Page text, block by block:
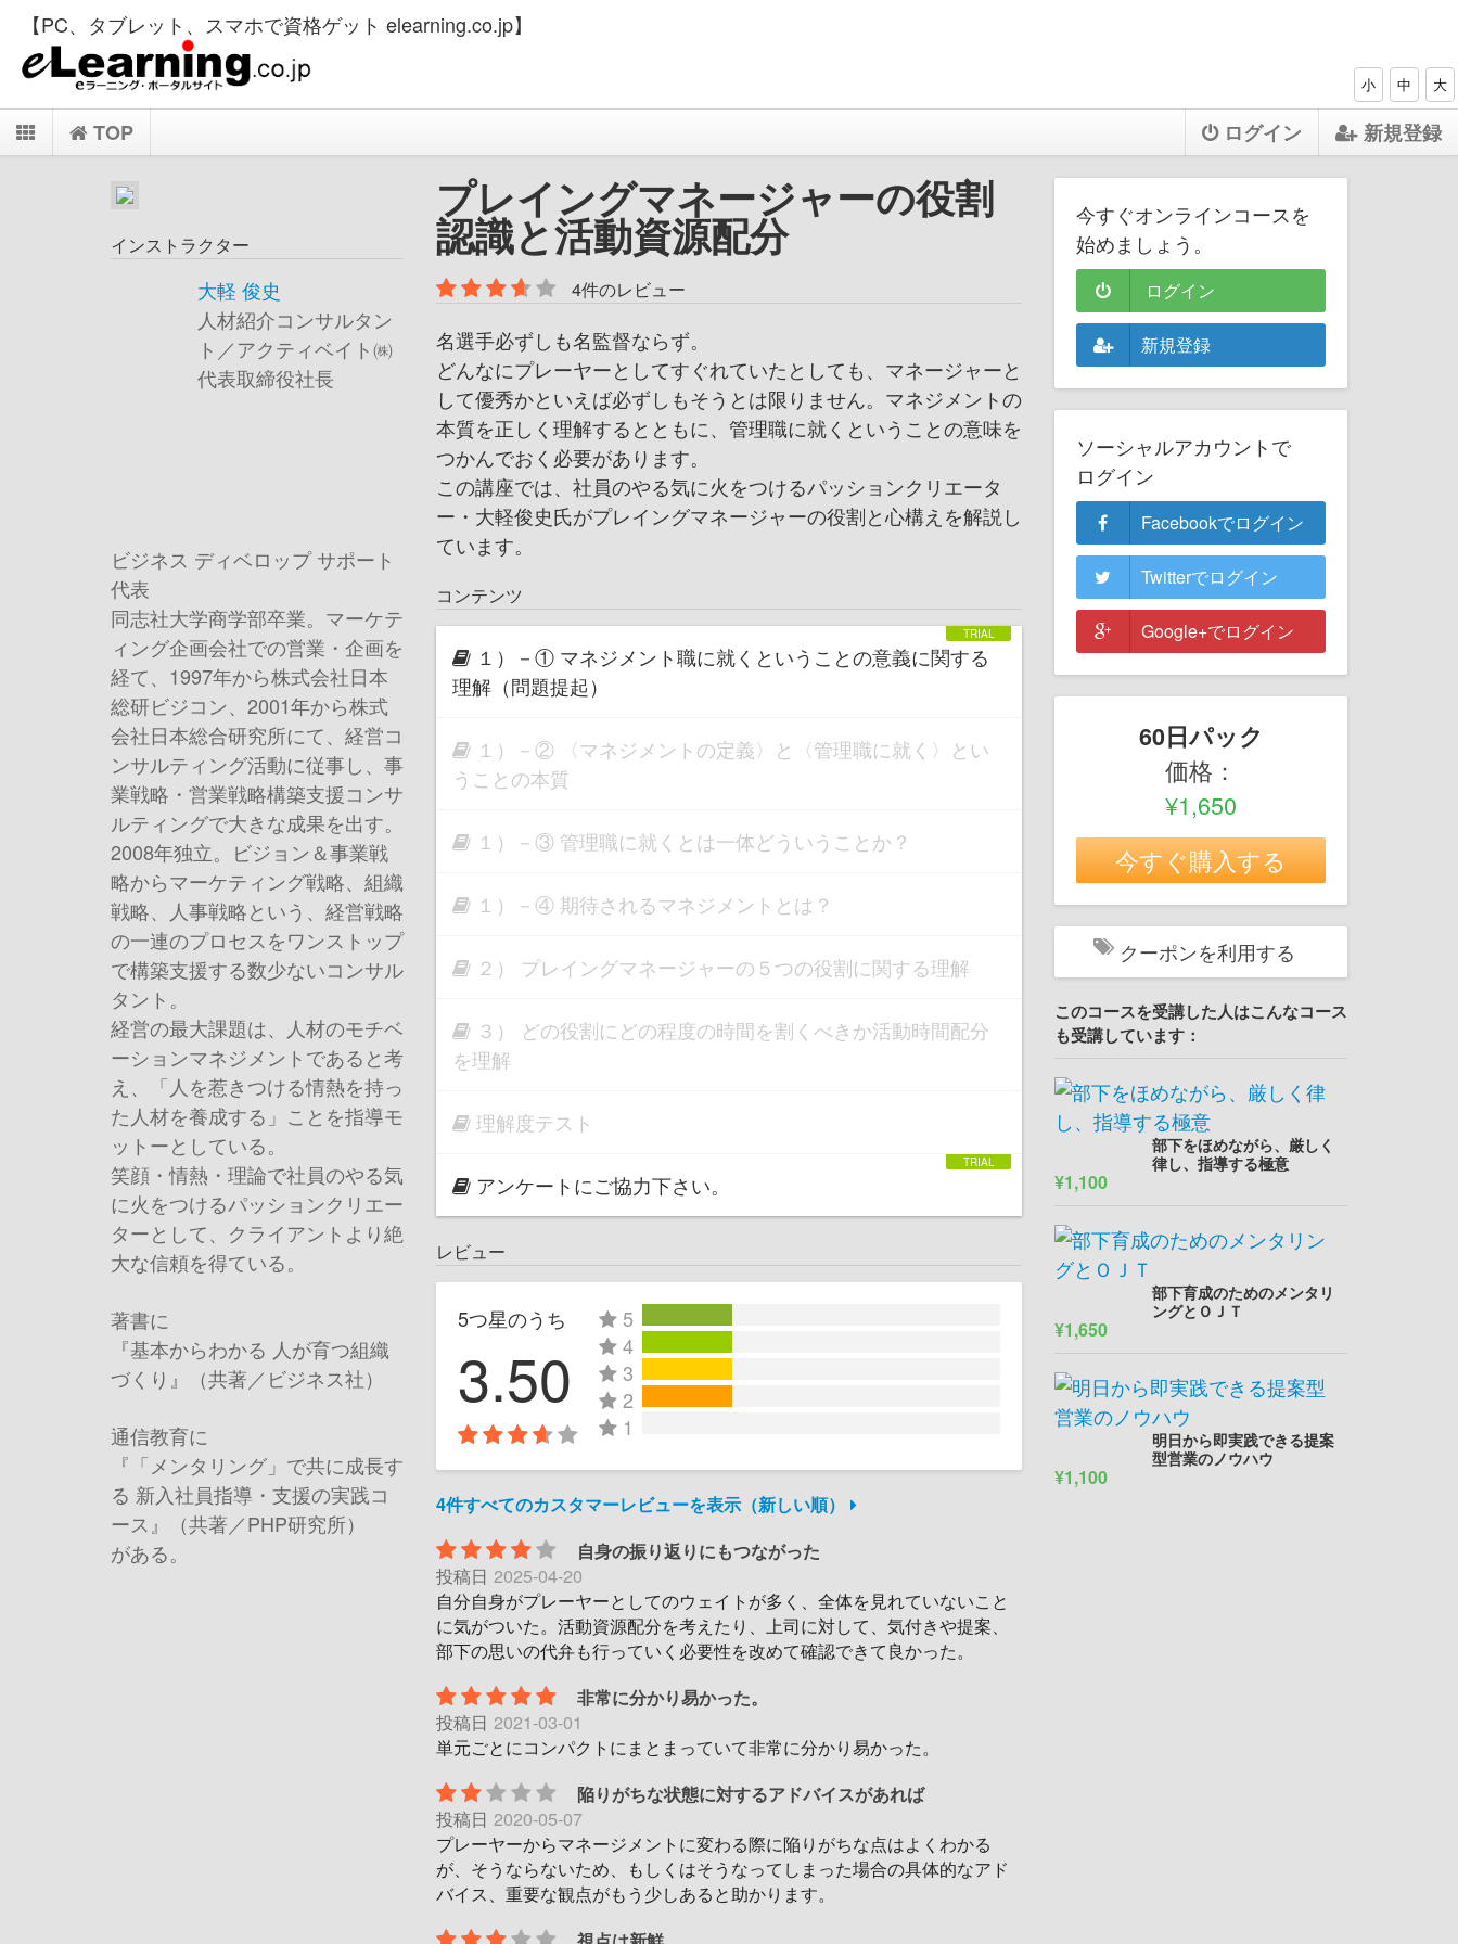
【PC、タブレット、スマホで資格ゲット elearning.co.jp】
小 中 大
TOP ログイン 新規登録
インストラクター
大軽 俊史
人材紹介コンサルタン
ト／アクティベイト㈱
代表取締役社長
ビジネス ディベロップ サポート
代表
同志社大学商学部卒業。マーケテ
ィング企画会社での営業・企画を
経て、1997年から株式会社日本
総研ビジコン、2001年から株式
会社日本総合研究所にて、経営コ
ンサルティング活動に従事し、事
業戦略・営業戦略構築支援コンサ
ルティングで大きな成果を出す。
2008年独立。ビジョン＆事業戦
略からマーケティング戦略、組織
戦略、人事戦略という、経営戦略
の一連のプロセスをワンストップ
で構築支援する数少ないコンサル
タント。
経営の最大課題は、人材のモチベ
ーションマネジメントであると考
え、「人を惹きつける情熱を持っ
た人材を養成する」ことを指導モ
ットーとしている。
笑顔・情熱・理論で社員のやる気
に火をつけるパッションクリエー
ターとして、クライアントより絶
大な信頼を得ている。
著書に
『基本からわかる 人が育つ組織
づくり』（共著／ビジネス社）
通信教育に
『「メンタリング」で共に成長す
る 新入社員指導・支援の実践コ
ース』（共著／PHP研究所）
がある。
プレイングマネージャーの役割
認識と活動資源配分
4件のレビュー
名選手必ずしも名監督ならず。
どんなにプレーヤーとしてすぐれていたとしても、マネージャーと
して優秀かといえば必ずしもそうとは限りません。マネジメントの
本質を正しく理解するとともに、管理職に就くということの意味を
つかんでおく必要があります。
この講座では、社員のやる気に火をつけるパッションクリエータ
ー・大軽俊史氏がプレイングマネージャーの役割と心構えを解説し
ています。
コンテンツ
１）－① マネジメント職に就くということの意義に関する
理解（問題提起）
１）－② 〈マネジメントの定義〉と〈管理職に就く〉とい
うことの本質
１）－③ 管理職に就くとは一体どういうことか？
１）－④ 期待されるマネジメントとは？
２） プレイングマネージャーの５つの役割に関する理解
３） どの役割にどの程度の時間を割くべきか活動時間配分
を理解
理解度テスト
アンケートにご協力下さい。
レビュー
5つ星のうち
3.50
5
4
3
2
1
4件すべてのカスタマーレビューを表示（新しい順）
自身の振り返りにもつながった
投稿日 2025-04-20
自分自身がプレーヤーとしてのウェイトが多く、全体を見れていないこと
に気がついた。活動資源配分を考えたり、上司に対して、気付きや提案、
部下の思いの代弁も行っていく必要性を改めて確認できて良かった。
非常に分かり易かった。
投稿日 2021-03-01
単元ごとにコンパクトにまとまっていて非常に分かり易かった。
陥りがちな状態に対するアドバイスがあれば
投稿日 2020-05-07
プレーヤーからマネージメントに変わる際に陥りがちな点はよくわかる
が、そうならないため、もしくはそうなってしまった場合の具体的なアド
バイス、重要な観点がもう少しあると助かります。
今すぐオンラインコースを
始めましょう。
ログイン
新規登録
ソーシャルアカウントで
ログイン
Facebookでログイン
Twitterでログイン
Google+でログイン
60日パック
価格：
¥1,650
今すぐ購入する
クーポンを利用する
このコースを受講した人はこんなコース
も受講しています：
部下をほめながら、厳しく
律し、指導する極意
¥1,100
部下育成のためのメンタリ
ングとＯＪＴ
¥1,650
明日から即実践できる提案
型営業のノウハウ
¥1,100